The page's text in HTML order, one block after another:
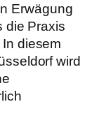
Erwägung
die Praxis
diesem
wird